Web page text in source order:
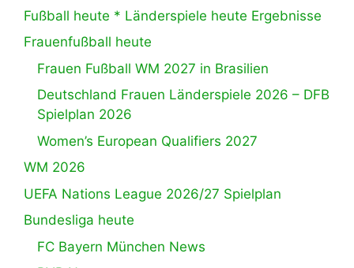
Fußball heute * Länderspiele heute Ergebnisse
Frauenfußball heute
Frauen Fußball WM 2027 in Brasilien
Deutschland Frauen Länderspiele 2026 – DFB
Spielplan 2026
Women’s European Qualifiers 2027
WM 2026
UEFA Nations League 2026/27 Spielplan
Bundesliga heute
FC Bayern München News